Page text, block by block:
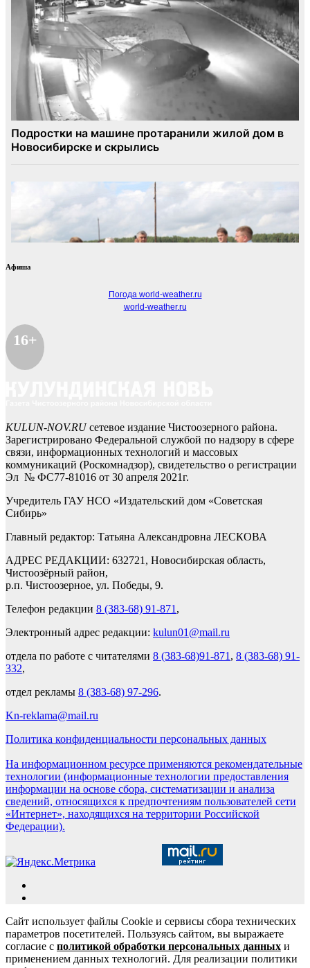
Афиша
Погода world-weather.ru
world-weather.ru
16+
KULUN-NOV.RUсетевое издание Чистоозерного района.
Зарегистрировано Федеральной службой по надзору в сфере
связи, информационных технологий и массовых
коммуникаций (Роскомнадзор), свидетельство о регистрации
Эл № ФС77-81016 от 30 апреля 2021г.
Учредитель ГАУ НСО «Издательский дом «Советская
Сибирь»
Главный редактор: Татьяна Александровна ЛЕСКОВА
АДРЕС РЕДАКЦИИ: 632721, Новосибирская область,
Чистоозёрный район,
р.п. Чистоозерное, ул. Победы, 9.
Телефон редакции 8 (383-68) 91-871 ,
Электронный адрес редакции: kulun01@mail.ru
отдела по работе с читателями 8 (383-68)91-871 , 8 (383-68) 91-
332,
отдел рекламы 8 (383-68) 97-296.
Kn-reklama@mail.ru
Политика конфиденциальности персональных данных
На информационном ресурсе применяются рекомендательные
технологии (информационные технологии предоставления
информации на основе сбора, систематизации и анализа
сведений, относящихся к предпочтениям пользователей сети
«Интернет», находящихся на территории Российской
Федерации).
Сайт использует файлы Cookie и сервисы сбора технических
параметров посетителей. Пользуясь сайтом, вы выражаете
согласие с политикой обработки персональных данных и
применением данных технологий. Для реализации политики